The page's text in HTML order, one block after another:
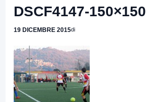
DSCF4147-150×150
19 DICEMBRE 2015di